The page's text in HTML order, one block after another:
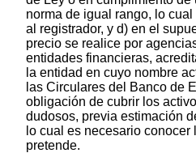
norma de igual rango, lo
al registrador, y d) en el
precio se realice por
entidades financieras,
la entidad en cuyo nombre
las Circulares del Banco de
obligación de cubrir los
dudosos, previa estimación
lo cual es necesario
pretende.